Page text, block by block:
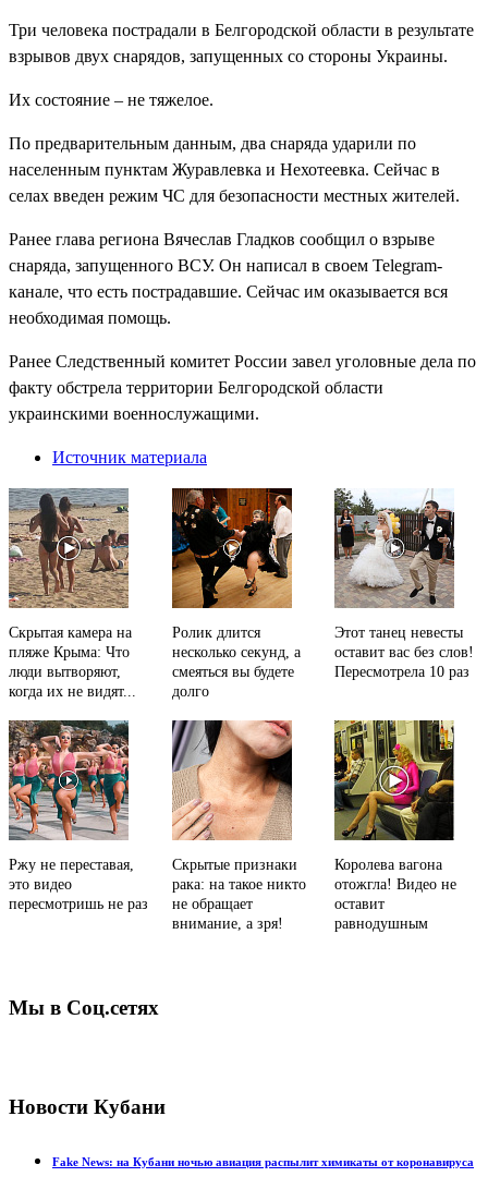
Три человека пострадали в Белгородской области в результате
взрывов двух снарядов, запущенных со стороны Украины.
Их состояние – не тяжелое.
По предварительным данным, два снаряда ударили по
населенным пунктам Журавлевка и Нехотеевка. Сейчас в
селах введен режим ЧС для безопасности местных жителей.
Ранее глава региона Вячеслав Гладков сообщил о взрыве
снаряда, запущенного ВСУ. Он написал в своем Telegram-
канале, что есть пострадавшие. Сейчас им оказывается вся
необходимая помощь.
Ранее Следственный комитет России завел уголовные дела по
факту обстрела территории Белгородской области
украинскими военнослужащими.
Источник материала
Скрытая камера на
пляже Крыма: Что
люди вытворяют,
когда их не видят...
Ролик длится
несколько секунд, а
смеяться вы будете
долго
Этот танец невесты
оставит вас без слов!
Пересмотрела 10 раз
Ржу не переставая,
это видео
пересмотришь не раз
Скрытые признаки
рака: на такое никто
не обращает
внимание, а зря!
Королева вагона
отожгла! Видео не
оставит
равнодушным
Мы в Соц.сетях
Новости Кубани
Fake News: на Кубани ночью авиация распылит химикаты от коронавируса